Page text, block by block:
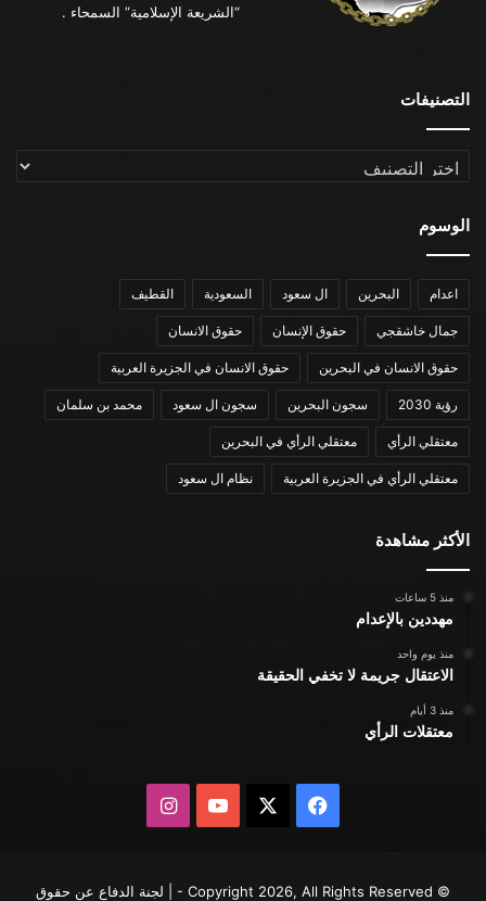
“الشريعة الإسلامية” السمحاء .
التصنيفات
التصنيفات
الوسوم
اعدام البحرين ال سعود السعودية القطيف
جمال خاشقجي حقوق الإنسان حقوق الانسان
حقوق الانسان في البحرين حقوق الانسان في الجزيرة العربية
رؤية 2030 سجون البحرين سجون ال سعود محمد بن سلمان
معتقلي الرأي معتقلي الرأي في البحرين
معتقلي الرأي في الجزيرة العربية نظام ال سعود
الأكثر مشاهدة
منذ 5 ساعات
مهددين بالإعدام
منذ يوم واحد
الاعتقال جريمة لا تخفي الحقيقة
منذ 3 أيام
معتقلات الرأي
فيسبوك يوتيوبانستقرام
© Copyright 2026, All Rights Reserved - | لجنة الدفاع عن حقوق